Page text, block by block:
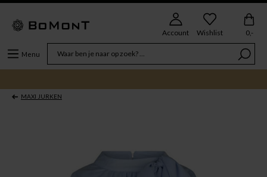
Menu
Account Wishlist 0,-
MAXI JURKEN